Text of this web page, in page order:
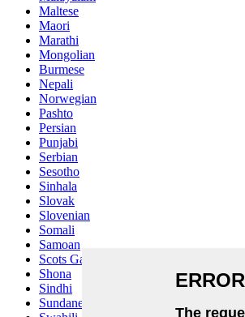
Maltese
Maori
Marathi
Mongolian
Burmese
Nepali
Norwegian
Pashto
Persian
Punjabi
Serbian
Sesotho
Sinhala
Slovak
Slovenian
Somali
Samoan
Scots Gaelic
Shona
Sindhi
Sundanese